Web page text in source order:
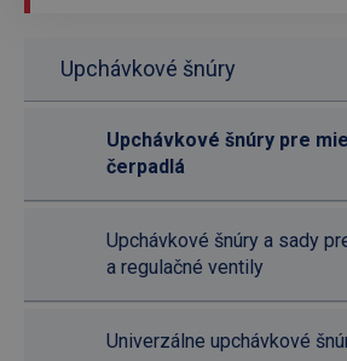
Upchávkové šnúry
Upchávkové šnúry pre
čerpadlá
Upchávkové šnúry a sady
a regulačné ventily
Univerzálne upchávkové